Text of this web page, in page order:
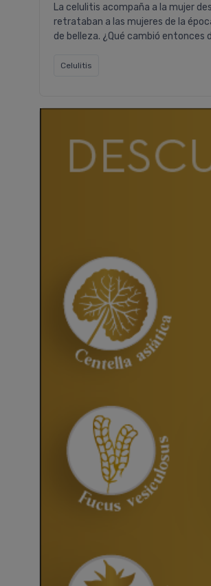
La celulitis acompaña a la mujer
retrataban a las mujeres de la
de belleza. ¿Qué cambió entonces
Celulitis